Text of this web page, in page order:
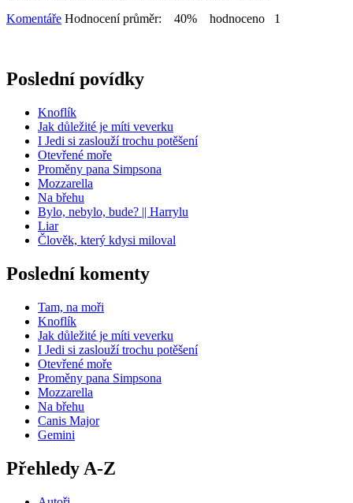
Komentáře Hodnocení průměr: 40% hodnoceno 1
Poslední povídky
Knoflík
Jak důležité je míti veverku
I Jedi si zaslouží trochu potěšení
Otevřené moře
Proměny pana Simpsona
Mozzarella
Na břehu
Bylo, nebylo, bude? || Harrylu
Liar
Člověk, který kdysi miloval
Poslední komenty
Tam, na moři
Knoflík
Jak důležité je míti veverku
I Jedi si zaslouží trochu potěšení
Otevřené moře
Proměny pana Simpsona
Mozzarella
Na břehu
Canis Major
Gemini
Přehledy A-Z